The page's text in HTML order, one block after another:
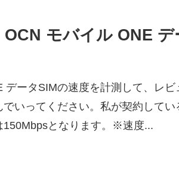
OCN モバイル ONE
データSIMの速度を計測して、レ
いってください。私が契約してい
150Mbpsとなります。※速度...